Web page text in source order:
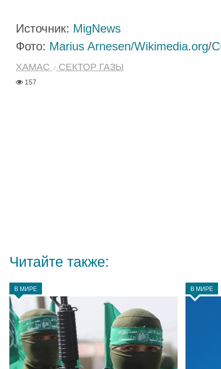
Источник: MigNews
Фото: Marius Arnesen/Wikimedia.org/
ХАМАС СЕКТОР ГАЗЫ
157
Читайте также:
В МИРЕ В МИРЕ